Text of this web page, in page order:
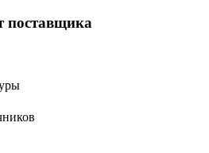
поставщика